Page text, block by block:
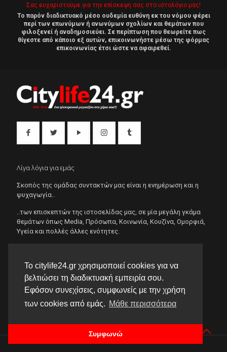
Το citylife24.gr χρησιμοποιεί cookies για να
βελτιώσει τη διαδικτυακή εμπειρία σου.
Εφόσον συνεχίσεις, συμφωνείς με την χρήση
των cookies από εμάς. Μάθε περισσότερα
Συμφωνώ
Σας ευχαριστούμε για την επίσκεψη σας στο ιστολόγιο μας!
Το παρόν διαδικτυακό μέσο ουδεμία ευθύνη εκ του νόμου φέρει
περί των επωνύμων ή ανωνύμων σχολίων και θεμάτων που
φιλοξενεί ή αναδημοσιεύει. Σε περίπτωση που θεωρείτε πως
θίγεστε από κάποιο εξ αυτών, επικοινωνήστε μέσω της φόρμας
επικοινωνίας έτσι ώστε να αφαιρεθεί.
Λίγα λόγια για εμάς
Σκοπός της ομάδας συντακτών μας είναι η ενημέρωση και η
ψυχαγωγία..
..των επισκεπτών της ιστοσελίδας μας, σε μία μεγάλη γκάμα
θεμάτων όπως Μedia, Πρόσωπα, Κοινωνία, Κουζίνα, Ομορφιά,
Υγεία και πολλές άλλες ενότητες.
Επικοινωνία
Υπεύθυνη επικοινωνίας
Κατσαμακίδου Χρυσή
Email